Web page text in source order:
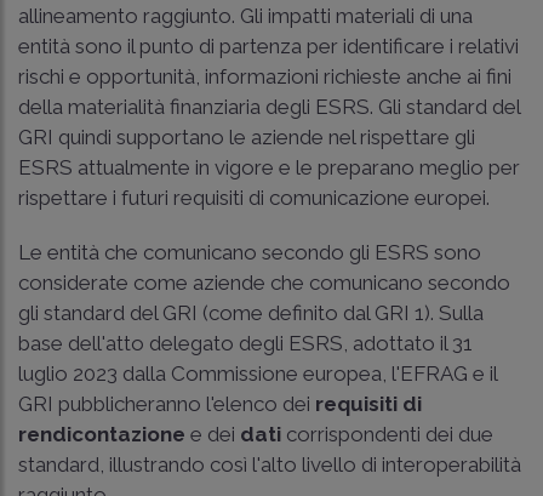
allineamento raggiunto. Gli impatti materiali di una
entità sono il punto di partenza per identificare i relativi
rischi e opportunità, informazioni richieste anche ai fini
della materialità finanziaria degli ESRS. Gli standard del
GRI quindi supportano le aziende nel rispettare gli
ESRS attualmente in vigore e le preparano meglio per
rispettare i futuri requisiti di comunicazione europei.
Le entità che comunicano secondo gli ESRS sono
considerate come aziende che comunicano secondo
gli standard del GRI (come definito dal GRI 1). Sulla
base dell'atto delegato degli ESRS, adottato il 31
luglio 2023 dalla Commissione europea, l'EFRAG e il
GRI pubblicheranno l'elenco dei requisiti di
rendicontazione e dei dati corrispondenti dei due
standard, illustrando così l'alto livello di interoperabilità